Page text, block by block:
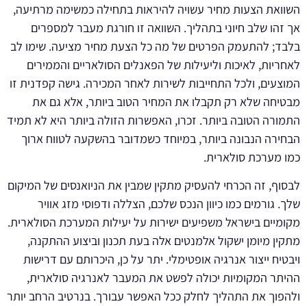
השוואת הצעות מחיר עשויה להיראות בתחילה כמשימה מרתיעה,
אך זהו שלב חיוני בתהליך. השוואה זו חורגת מעבר למספרים
בלבד; להתעמק הפרטים של מה כל הצעת מחיר מציעה. שימו לב
לאחריות, לאיכות וליעילות של הפאנלים הסולאריים והממירים
המוצעים, ולכל התחייבות לשירות לאחר המכירה. גישה קפדנית זו
מבטיחה שלא רק תקבלו את המחיר הטוב ביותר, אלא גם את
התמורה הטובה ביותר. זכרו, האפשרות הזולה ביותר היא לא תמיד
הבחירה הנבונה ביותר, במיוחד כשמדובר בהשקעה לטווח ארוך
כמו מערכת סולארית.
לבסוף, זה הכרחי להעסיק מתקין שמבין את הניואנסים של המיקום
שלך. גורמים כמו כיוון הנכס שלכם, הצללה ודפוסי מזג אוויר
מקומיים בישראל משפיעים ישירות על יעילות המערכת הסולארית.
מתקין מיומן ישקול אלמנטים אלה בעת תכנון וביצוע ההתקנה,
ויבטיח ייצור אנרגיה אופטימלי. יתר על כן, היכרותם עם דרישות
ההיתר המקומיות יכולה לפשט את המעבר לאנרגיה סולארית,
ולהפוך את התהליך לחלק ככל האפשר עבורך. בנרטיב הרחב יותר